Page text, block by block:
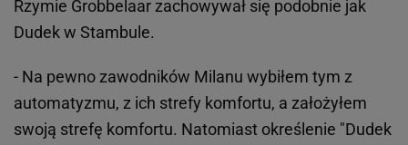
Rzymie Grobbelaar zachowywał się podobnie jak
Dudek w Stambule.
- Na pewno zawodników Milanu wybiłem tym z
automatyzmu, z ich strefy komfortu, a założyłem
swoją strefę komfortu. Natomiast określenie "Dudek